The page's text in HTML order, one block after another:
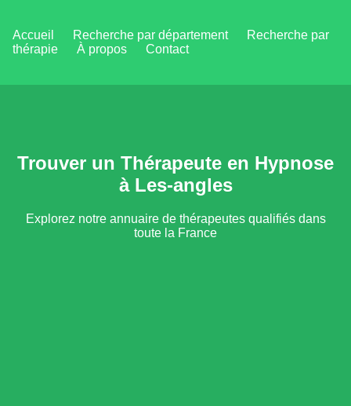
Accueil Recherche par département
Recherche par
thérapie
À propos Contact
Trouver un Thérapeute en Hypnose
à Les-angles
Explorez notre annuaire de thérapeutes qualifiés dans
toute la France